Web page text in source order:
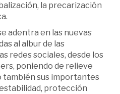
la precarización
adentra en las nuevas
al albur de las
redes sociales, desde los
poniendo de relieve
también sus importantes
protección